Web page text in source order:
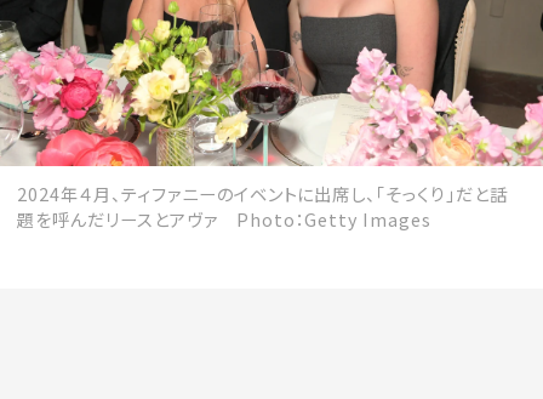
2024年４月、ティファニーのイベントに出席し、「そっくり」だと話
題を呼んだリースとアヴァ Photo：Getty Images